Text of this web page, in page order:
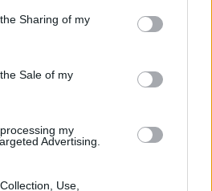
Sharing of my
Sale of my
my
Advertising.
Use,
αυλές γίνονται πιο
στην ηλεκτροδότηση